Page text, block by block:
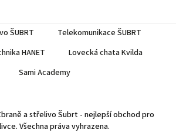
ŠUBRT
Telekomunikace ŠUBRT
HANET
Lovecká chata Kvilda
Sami Academy
a střelivo Šubrt - nejlepší obchod pro
. Všechna práva vyhrazena.